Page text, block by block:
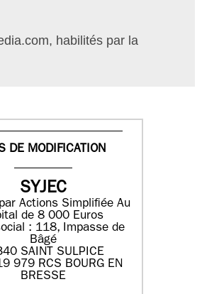
habilités par la
DE MODIFICATION
SYJEC
Actions SimplifiéeAu
de 8 000 Euros
: 118, Impasse de
Bâgé
SAINT SULPICE
979 RCS BOURG EN
BRESSE